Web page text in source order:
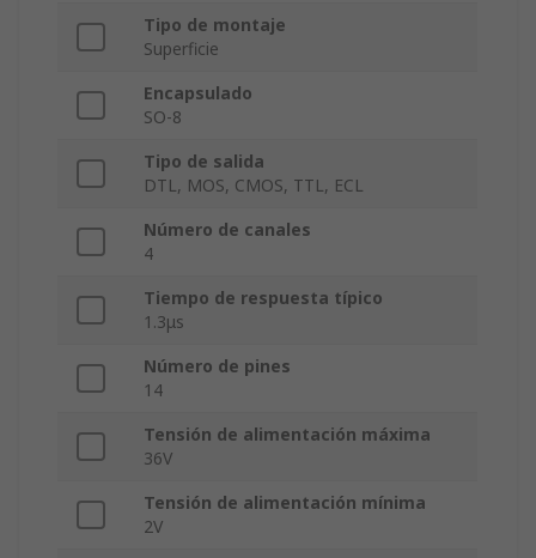
Tipo de montaje
Superficie
Encapsulado
SO-8
Tipo de salida
DTL, MOS, CMOS, TTL, ECL
Número de canales
4
Tiempo de respuesta típico
1.3μs
Número de pines
14
Tensión de alimentación máxima
36V
Tensión de alimentación mínima
2V